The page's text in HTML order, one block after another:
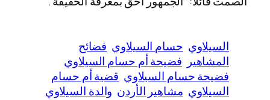
السيلاوي حسام السيلاوي فضائح
المشاهير فضيحة أم حسام السيلاوي
فضيحة حسام السيلاوي قضية أم حسام
السيلاوي مشاهير الأردن والدة السيلاوي